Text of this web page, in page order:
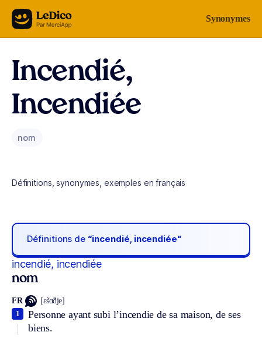
Aller au contenu Synonymes
Incendié,
Incendiée
nom
Définitions, synonymes, exemples en français
Définitions de “incendié, incendiée“
incendié, incendiée
nom
FR [ɛ̃sɑ̃dje]
Personne ayant subi l’incendie de sa maison, de ses
biens.
1